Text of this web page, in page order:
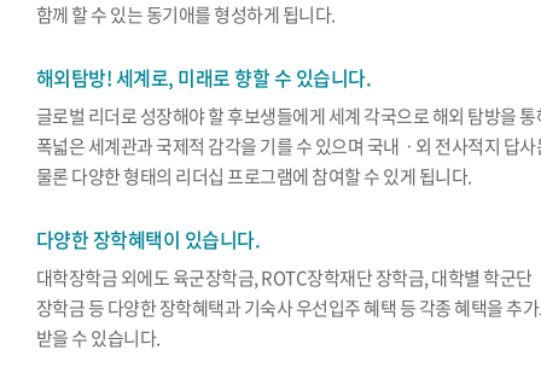
함께 할 수 있는 동기애를 형성하게 됩니다.
해외탐방! 세계로, 미래로 향할 수 있습니다.
글로벌 리더로 성장해야 할 후보생들에게 세계 각국으로 해외 탐방을
폭넓은 세계관과 국제적 감각을 기를 수 있으며 국내ㆍ외 전사적지 답
물론 다양한 형태의 리더십 프로그램에 참여할 수 있게 됩니다.
다양한 장학혜택이 있습니다.
대학장학금 외에도 육군장학금, ROTC장학재단 장학금, 대학별 학군단
장학금 등 다양한 장학혜택과 기숙사 우선입주 혜택 등 각종 혜택을 추
받을 수 있습니다.